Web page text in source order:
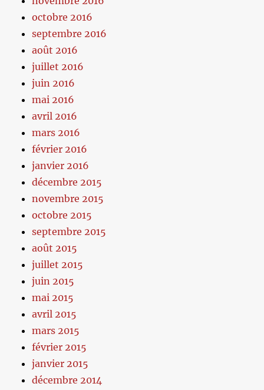
octobre 2016
septembre 2016
août 2016
juillet 2016
juin 2016
mai 2016
avril 2016
mars 2016
février 2016
janvier 2016
décembre 2015
novembre 2015
octobre 2015
septembre 2015
août 2015
juillet 2015
juin 2015
mai 2015
avril 2015
mars 2015
février 2015
janvier 2015
décembre 2014